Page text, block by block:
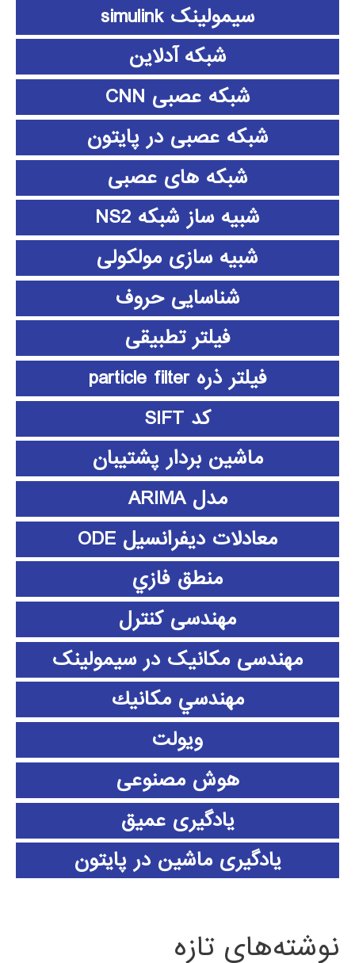
سیمولینک simulink
شبکه آدلاین
شبکه عصبی CNN
شبکه عصبی در پایتون
شبکه های عصبی
شبیه ساز شبکه NS2
شبیه سازی مولکولی
شناسایی حروف
فیلتر تطبیقی
فیلتر ذره particle filter
کد SIFT
ماشین بردار پشتیبان
مدل ARIMA
معادلات دیفرانسیل ODE
منطق فازي
مهندسی کنترل
مهندسی مکانیک در سیمولینک
مهندسي مكانيك
ویولت
هوش مصنوعی
یادگیری عمیق
یادگیری ماشین در پایتون
نوشته‌های تازه